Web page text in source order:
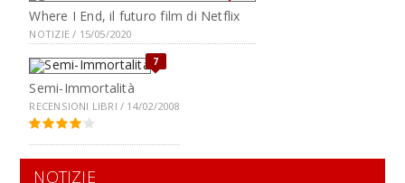
Where I End, il futuro film di Netflix
NOTIZIE / 15/05/2020
7
Semi-Immortalità
RECENSIONI LIBRI / 14/02/2008
NOTIZIE